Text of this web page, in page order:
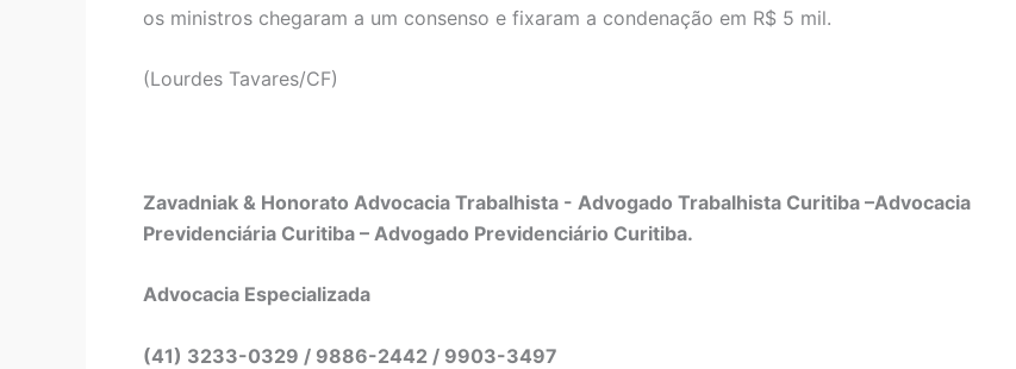
os ministros chegaram a um consenso e fixaram a condenação em R$ 5 mil.
(Lourdes Tavares/CF)
Zavadniak & Honorato Advocacia Trabalhista - Advogado Trabalhista Curitiba –Advocacia
Previdenciária Curitiba – Advogado Previdenciário Curitiba.
Advocacia Especializada
(41) 3233-0329 / 9886-2442 / 9903-3497